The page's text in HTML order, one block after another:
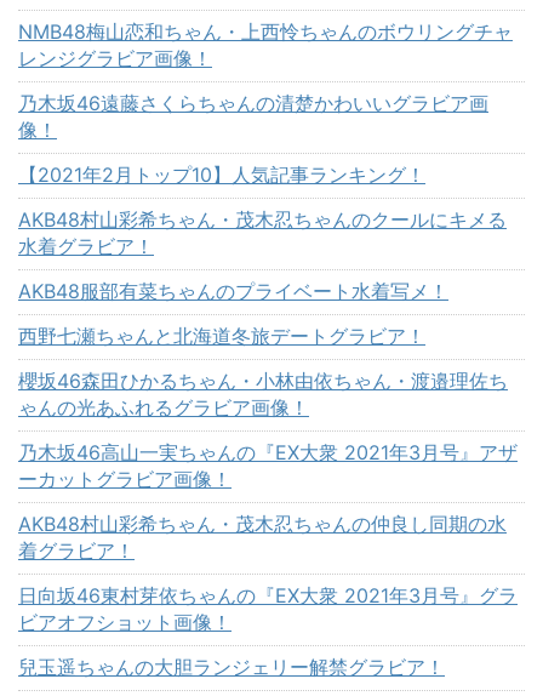
NMB48梅山恋和ちゃん・上西怜ちゃんのボウリングチャ
レンジグラビア画像！
乃木坂46遠藤さくらちゃんの清楚かわいいグラビア画
像！
【2021年2月トップ10】人気記事ランキング！
AKB48村山彩希ちゃん・茂木忍ちゃんのクールにキメる
水着グラビア！
AKB48服部有菜ちゃんのプライベート水着写メ！
西野七瀬ちゃんと北海道冬旅デートグラビア！
櫻坂46森田ひかるちゃん・小林由依ちゃん・渡邉理佐ち
ゃんの光あふれるグラビア画像！
乃木坂46高山一実ちゃんの『EX大衆 2021年3月号』アザ
ーカットグラビア画像！
AKB48村山彩希ちゃん・茂木忍ちゃんの仲良し同期の水
着グラビア！
日向坂46東村芽依ちゃんの『EX大衆 2021年3月号』グラ
ビアオフショット画像！
兒玉遥ちゃんの大胆ランジェリー解禁グラビア！